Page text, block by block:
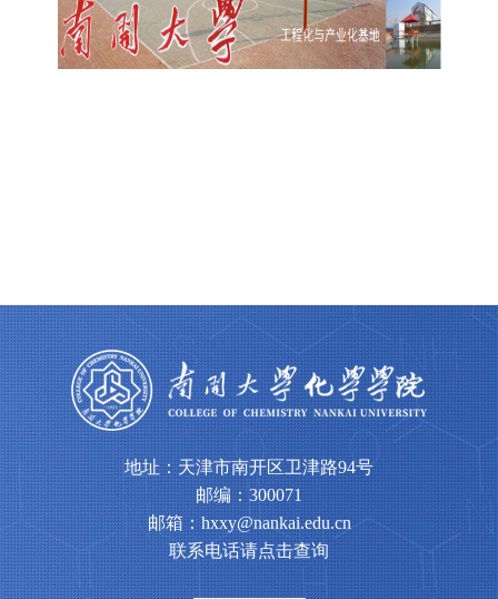
地址：天津市南开区卫津路94号
邮编：300071
邮箱：hxxy@nankai.edu.cn
联系电话请点击查询